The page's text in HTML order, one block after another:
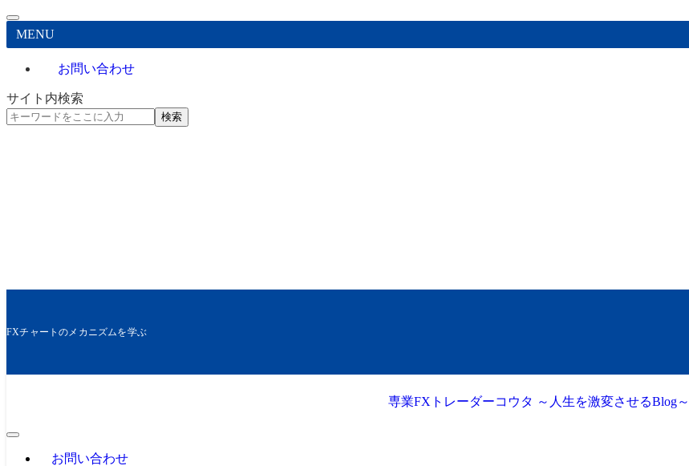
MENU
お問い合わせ
サイト内検索
検索
FXチャートのメカニズムを学ぶ
専業FXトレーダーコウタ ～人生を激変させるBlog～
お問い合わせ